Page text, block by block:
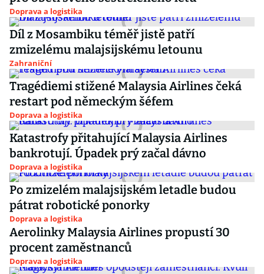
Doprava a logistika
Díl z Mosambiku téměř jistě patří
zmizelému malajsijskému letounu
Zahraniční
Tragédiemi stižené Malaysia Airlines čeká
restart pod německým šéfem
Doprava a logistika
Katastrofy přitahující Malaysia Airlines
bankrotují. Úpadek prý začal dávno
Doprava a logistika
Po zmizelém malajsijském letadle budou
pátrat robotické ponorky
Doprava a logistika
Aerolinky Malaysia Airlines propustí 30
procent zaměstnanců
Doprava a logistika